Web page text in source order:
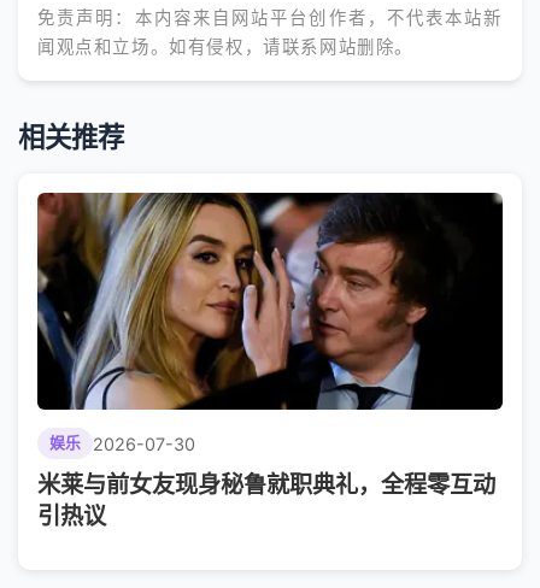
免责声明：本内容来自网站平台创作者，不代表本站新
闻观点和立场。如有侵权，请联系网站删除。
相关推荐
娱乐 2026-07-30
米莱与前女友现身秘鲁就职典礼，全程零互动
引热议